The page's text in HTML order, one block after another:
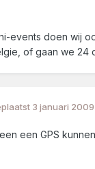
events doen wij
of gaan we 24
3 januari 2009
een GPS